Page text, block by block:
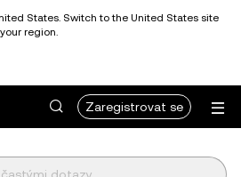
States. Switch to the United States site
region.
Zaregistrovat se